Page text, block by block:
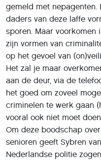
gemeld met
daders van deze laffe
sporen. Maar voorkomen
zijn vormen van
op het gevoel van
Het zal je maar
aan de deur, via de
het goed om zoveel
criminelen te werk gaan
vooral ook niet moet
Om deze boodschap
senioren geeft Sybren
Nederlandse politie